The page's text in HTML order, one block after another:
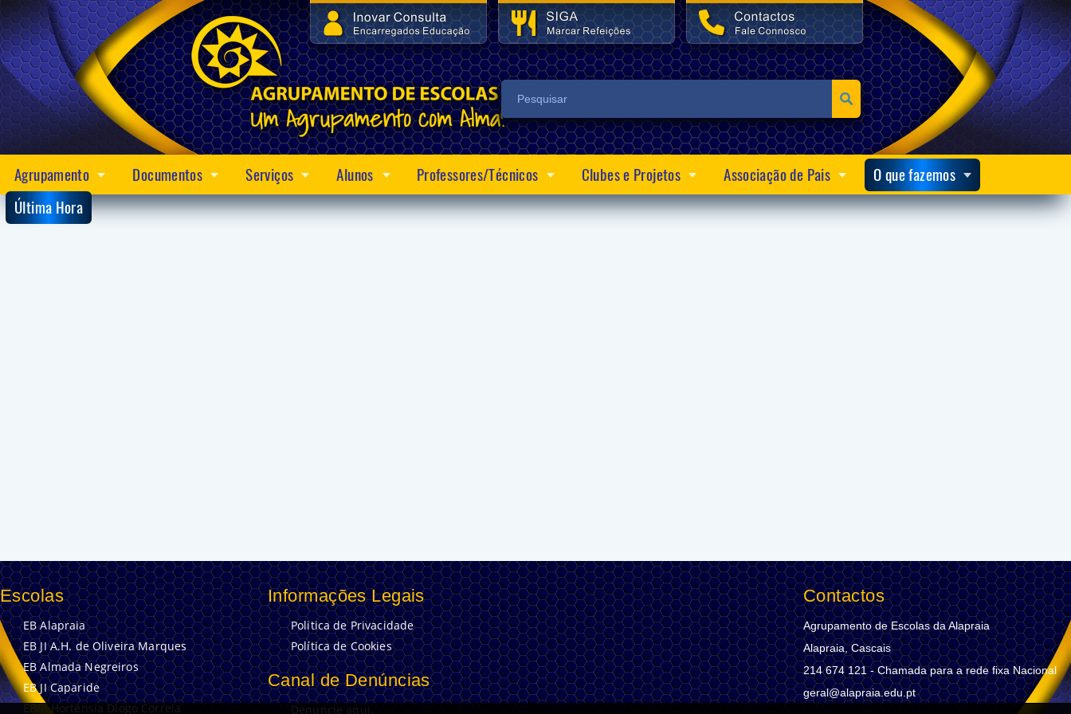
Agrupamento Documentos Serviços Alunos Professores/Técnicos Clubes e Projetos Associação de Pais
O que fazemos
Última Hora
Escolas
EB Alapraia
EB JI A.H. de Oliveira Marques
EB Almada Negreiros
EB JI Caparide
EB/JI Hortênsia Diogo Correia
Informações Legais
Politica de Privacidade
Política de Cookies
Canal de Denúncias
Denuncie aqui.
Contactos
Agrupamento de Escolas da Alapraia
Alapraia, Cascais
214 674 121 - Chamada para a rede fixa Nacional
geral@alapraia.edu.pt